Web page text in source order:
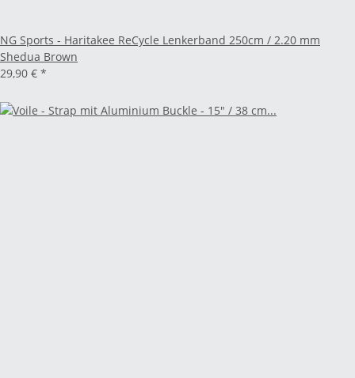
NG Sports - Haritakee ReCycle Lenkerband 250cm / 2.20 mm
Shedua Brown
29,90 € *